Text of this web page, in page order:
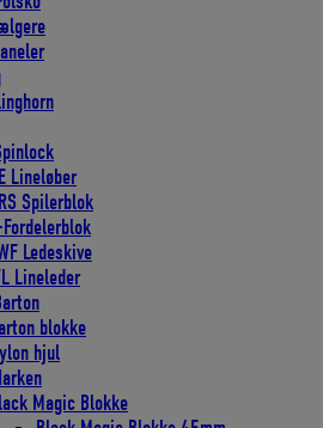
Lineløber
Spilerblok
Ledeskive
Lineleder
blokke
hjul
Magic Blokke